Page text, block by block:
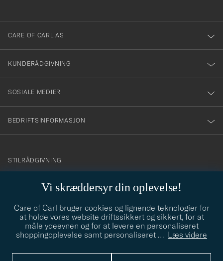
Vi skræddersyr din oplevelse!
Care of Carl bruger cookies og lignende teknologier for
at holde vores website driftssikkert og sikkert, for at
måle ydeevnen og for at levere en personaliseret
shoppingoplevelse samt personaliseret … Læs videre
dig
till
vårt
nyhetsbrev!
CARE OF CARL AS
KUNDERÅDGIVNING
SOSIALE MEDIER
BEDRIFTSINFORMASJON
info@careofcarl.no
STILRÅDGIVNING
STILRÅDGIVNING
© Care of Carl 2026